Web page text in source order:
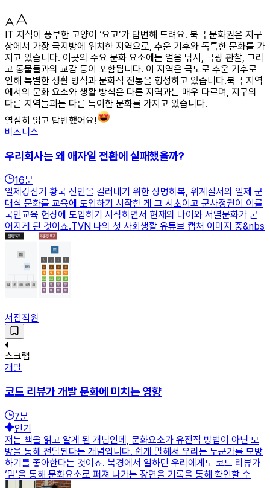
IT 지식이 풍부한 고양이 ‘요고’가 답변해 드려요. 북극 문화권은 지구
상에서 가장 극지방에 위치한 지역으로, 추운 기후와 독특한 문화를 가
지고 있습니다. 이곳의 주요 문화 요소에는 얼음 낚시, 극광 관찰, 그리
고 동물들과의 교감 등이 포함됩니다. 이 지역은 극도로 추운 기후로
인해 특별한 생활 방식과 문화적 전통을 형성하고 있습니다.북극 지역
에서의 문화 요소와 생활 방식은 다른 지역과는 매우 다르며, 지구의
다른 지역들과는 다른 특이한 문화를 가지고 있습니다.
열심히 읽고 답변했어요!
비즈니스
우리회사는 왜 애자일 전환에 실패했을까?
16분
일제강점기 황국 신민을 길러내기 위한 상명하복, 위계질서의 일제 군
대식 문화를 교육에 도입하기 시작한 게 그 시초이고 군사정권이 이를
국민교육 헌장에 도입하기 시작하면서 현재의 나이와 서열문화가 굳
어지게 된 것이죠.TVN 나의 첫 사회생활 유튜브 캡처 이미지 중&nbs
서점직원
스크랩
개발
코드 리뷰가 개발 문화에 미치는 영향
7분
인기
저는 책을 읽고 알게 된 개념인데, 문화요소가 유전적 방법이 아닌 모
방을 통해 전달된다는 개념입니다. 쉽게 말해서 우리는 누군가를 모방
하기를 좋아한다는 것이죠. 북경에서 일하던 우리에게도 코드 리뷰가
‘밈’을 통해 문화요소로 퍼져 나가는 장면을 기록을 통해 확인할 수